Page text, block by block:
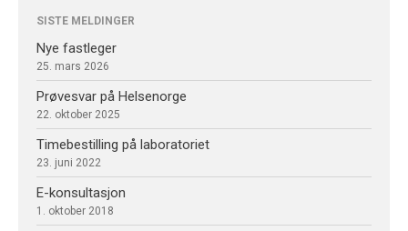
SISTE MELDINGER
Nye fastleger
25. mars 2026
Prøvesvar på Helsenorge
22. oktober 2025
Timebestilling på laboratoriet
23. juni 2022
E-konsultasjon
1. oktober 2018